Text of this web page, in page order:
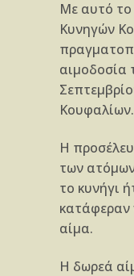
Με αυτό
Κυνηγών
αιμοδοσία
Κουφαλίων.
Η
των
το κυνήγι
κατάφεραν
αίμα.
Η δωρεά